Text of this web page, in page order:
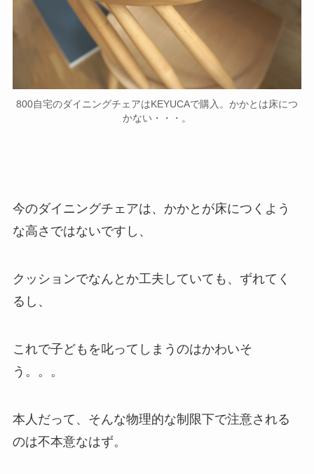
800自宅のダイニングチェアはKEYUCAで購入。かかとは床につ
かない・・・。
今のダイニングチェアは、かかとが床につくよう
な高さではないですし、
クッションでなんとか工夫していても、ずれてく
るし、
これで子どもを叱ってしまうのはかわいそ
う。。。
本人だって、そんな物理的な制限下で注意される
のは不本意なはず。